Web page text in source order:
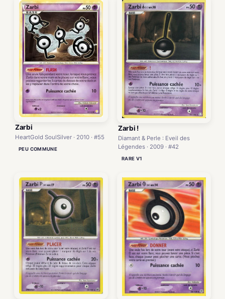
Zarbi
HeartGold SoulSilver · 2010 · #55
PEU COMMUNE
Zarbi !
Diamant & Perle : Eveil des
Légendes · 2009 · #42
RARE V1